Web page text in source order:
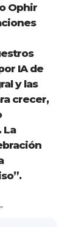
Ophir
IA de
y las
crecer,
La